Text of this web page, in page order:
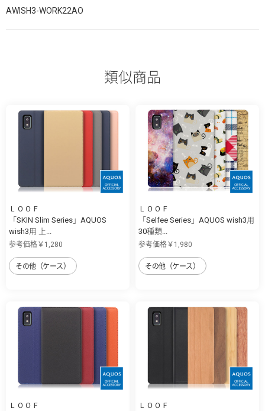
AWISH3-WORK22AO
類似商品
ＬＯＯＦ
「SKIN Slim Series」AQUOS
wish3用 上...
参考価格￥1,280
その他（ケース）
ＬＯＯＦ
「Selfee Series」AQUOS wish3用
30種類...
参考価格￥1,980
その他（ケース）
ＬＯＯＦ
ＬＯＯＦ